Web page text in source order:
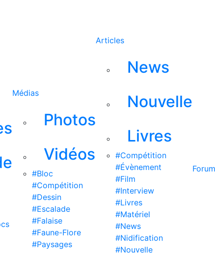
Médias
Photos
Vidéos
#Bloc
#Compétition
#Dessin
#Escalade
#Falaise
#Faune-Flore
#Paysages
Articles
News
Nouvelle
Livres
#Compétition
#Évènement
#Film
#Interview
#Livres
#Matériel
#News
#Nidification
#Nouvelle
Forum